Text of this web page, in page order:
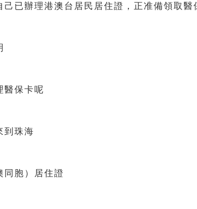
已辦理港澳台居民居住證，正准備領取醫
保卡呢
珠海
胞）居住證